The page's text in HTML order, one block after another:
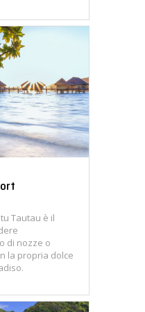
Tautau è il
di nozze o
la propria dolce